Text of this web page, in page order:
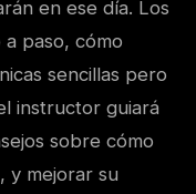
en ese día. Los
paso, cómo
sencillas pero
instructor guiará
sobre cómo
y mejorar su